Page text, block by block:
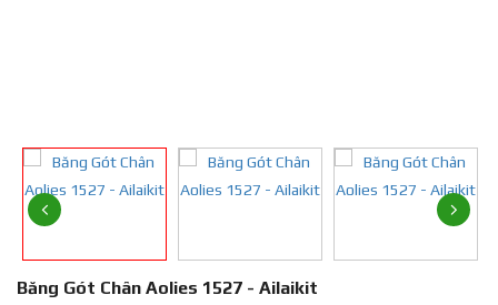
Băng Gót Chân Aolies 1527 - Ailaikit